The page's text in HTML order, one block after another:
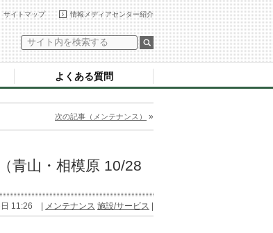
情報メディアセンター紹介
サイトマップ
よくある質問
次の記事（メンテナンス） »
青山・相模原 10/28
11:26 | メンテナンス 施設/サービス